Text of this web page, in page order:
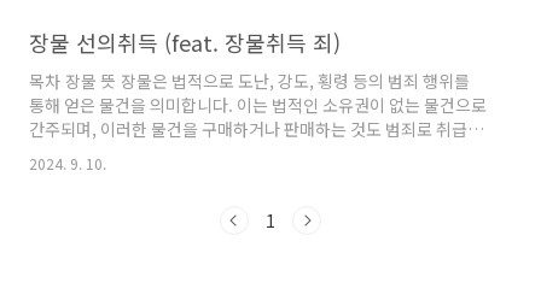
장물 선의취득 (feat. 장물취득 죄)
목차 장물 뜻 장물은 법적으로 도난, 강도, 횡령 등의 범죄 행위를
통해 얻은 물건을 의미합니다. 이는 법적인 소유권이 없는 물건으로
간주되며, 이러한 물건을 구매하거나 판매하는 것도 범죄로 취급됩
니다. 예를 들어, 누군가가 훔친 물건을 다른 사람에게 팔거나, 훔친
물건임을 알고도 구매하는 경우, 장물 취득죄에 해당할 수 있습니
자전거임을 알면서도 싸게 구매했다면, C는 장물취득죄에 해당합
2024. 9. 10.
1